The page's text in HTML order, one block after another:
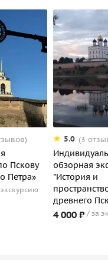
Пскову
Петра»
5.0 (3
обзорная
"История и
древнего
4 000 ₽ за